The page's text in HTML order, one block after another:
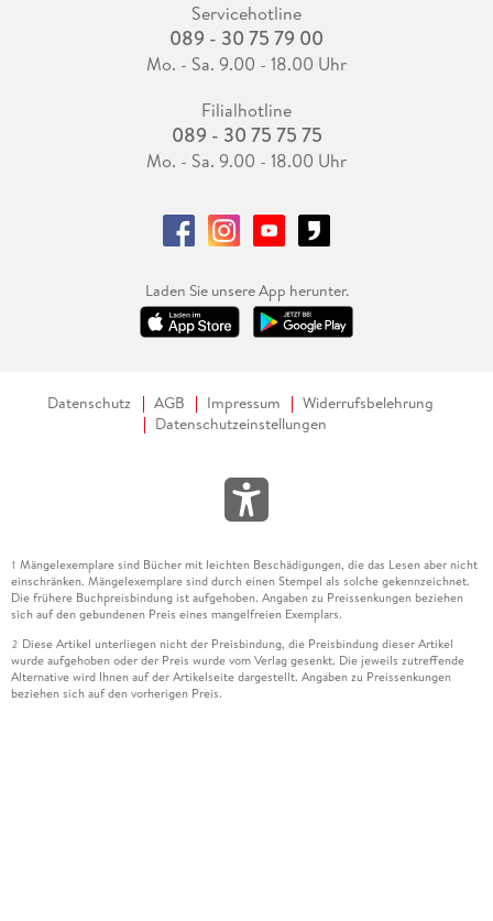
Servicehotline
089 - 30 75 79 00
Mo. - Sa. 9.00 - 18.00 Uhr
Filialhotline
089 - 30 75 75 75
Mo. - Sa. 9.00 - 18.00 Uhr
Laden Sie unsere App herunter.
Datenschutz AGB Impressum
Widerrufsbelehrung
Datenschutzeinstellungen
1 Mängelexemplare sind Bücher mit leichten Beschädigungen, die das Lesen aber nicht
einschränken. Mängelexemplare sind durch einen Stempel als solche gekennzeichnet.
Die frühere Buchpreisbindung ist aufgehoben. Angaben zu Preissenkungen beziehen
sich auf den gebundenen Preis eines mangelfreien Exemplars.
2 Diese Artikel unterliegen nicht der Preisbindung, die Preisbindung dieser Artikel
wurde aufgehoben oder der Preis wurde vom Verlag gesenkt. Die jeweils zutreffende
Alternative wird Ihnen auf der Artikelseite dargestellt. Angaben zu Preissenkungen
beziehen sich auf den vorherigen Preis.